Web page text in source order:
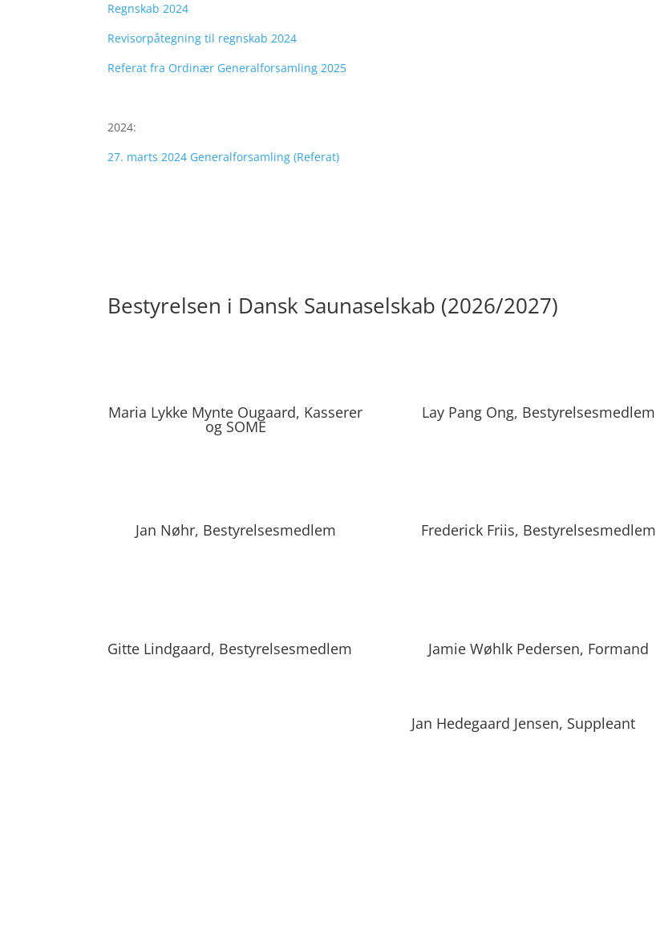
Regnskab 2024
Revisorpåtegning til regnskab 2024
Referat fra Ordinær Generalforsamling 2025
2024:
27. marts 2024 Generalforsamling (Referat)
Bestyrelsen i Dansk Saunaselskab (2026/2027)
Maria Lykke Mynte Ougaard, Kasserer
og SOME
Lay Pang Ong, Bestyrelsesmedlem
Jan Nøhr, Bestyrelsesmedlem Frederick Friis, Bestyrelsesmedlem
Gitte Lindgaard, Bestyrelsesmedlem Jamie Wøhlk Pedersen, Formand
Jan Hedegaard Jensen, Suppleant